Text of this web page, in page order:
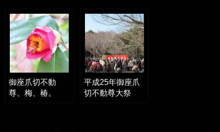
御座爪切不動
尊、梅、椿。
平成25年御座爪
切不動尊大祭